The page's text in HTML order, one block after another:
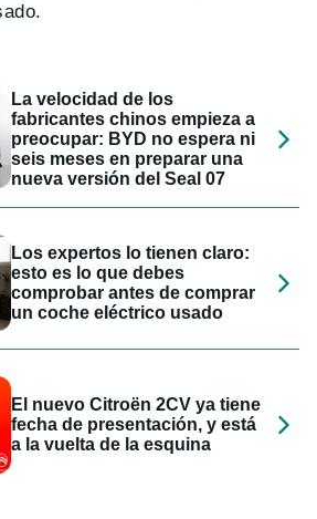
La velocidad de los
fabricantes chinos empieza a
preocupar: BYD no espera ni
seis meses en preparar una
nueva versión del Seal 07
Los expertos lo tienen claro:
esto es lo que debes
comprobar antes de comprar
un coche eléctrico usado
El nuevo Citroën 2CV ya tiene
fecha de presentación, y está
a la vuelta de la esquina